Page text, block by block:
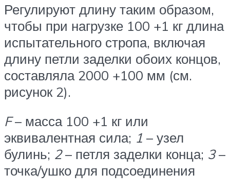
Регулируют длину таким образом,
чтобы при нагрузке 100 +1 кг длина
испытательного стропа, включая
длину петли заделки обоих концов,
составляла 2000 +100 мм (см.
рисунок 2).
F– масса 100 +1 кг или
эквивалентная сила; 1 – узел
булинь; 2– петля заделки конца; 3–
точка/ушко для подсоединения